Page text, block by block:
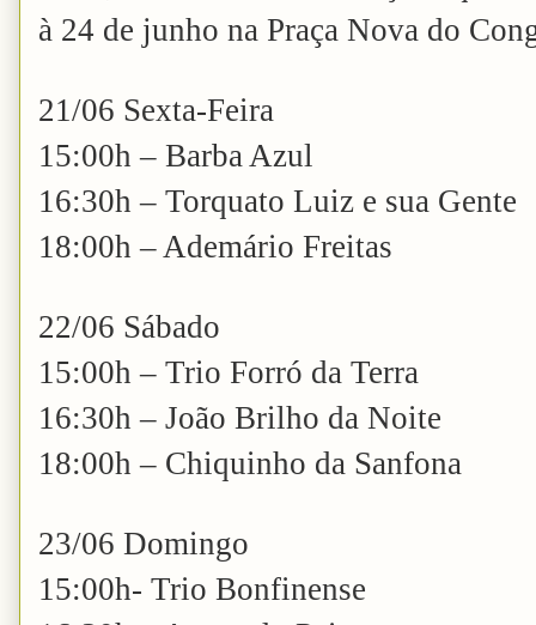
à 24 de junho na Praça Nova do
21/06 Sexta-Feira
15:00h – Barba Azul
16:30h – Torquato Luiz e sua Gente
18:00h – Ademário Freitas
22/06 Sábado
15:00h – Trio Forró da Terra
16:30h – João Brilho da Noite
18:00h – Chiquinho da Sanfona
23/06 Domingo
15:00h- Trio Bonfinense